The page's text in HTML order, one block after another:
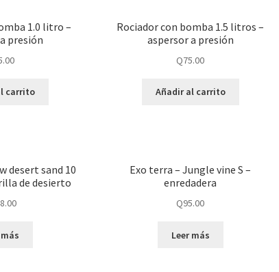
1.0 litro –
presión
carrito
Rociador con bomba 1.5 litros –
aspersor a presión
Q75.00
Añadir al carrito
desert sand 10
de desierto
Exo terra – Jungle vine S –
enredadera
Q95.00
Leer más